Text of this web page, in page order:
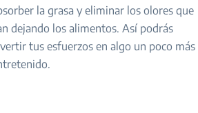
la grasa y eliminar los olores que
dejando los alimentos. Así podrás
tus esfuerzos en algo un poco más